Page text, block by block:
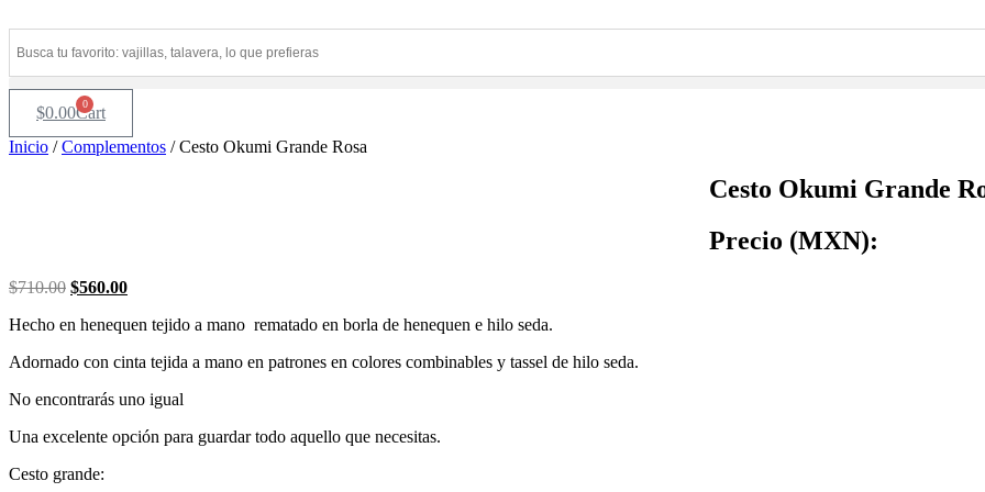
contenido
$0.00 0
Cart
Inicio /Complementos / Cesto Okumi Grande Rosa
Cesto Okumi Grande
Precio (MXN):
$710.00 Original
was:
$560.00Current
is:
Hecho en henequen tejido a mano rematado en borla de henequen e hilo seda.
Adornado con cinta tejida a mano en patrones en colores combinables y tassel de hilo seda.
No encontrarás uno igual
Una excelente opción para guardar todo aquello que necesitas.
Cesto grande: